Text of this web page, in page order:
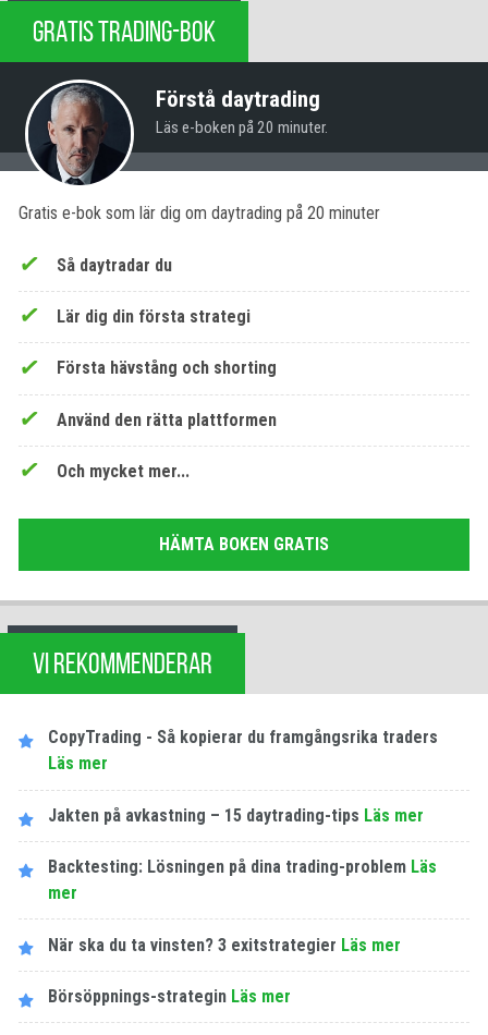
GRATIS TRADING-BOK
Förstå daytrading
Läs e-boken på 20 minuter.
Gratis e-bok som lär dig om daytrading på 20 minuter
Så daytradar du
Lär dig din första strategi
Första hävstång och shorting
Använd den rätta plattformen
Och mycket mer...
HÄMTA BOKEN GRATIS
VI REKOMMENDERAR
CopyTrading - Så kopierar du framgångsrika traders
Läs mer
Jakten på avkastning – 15 daytrading-tips Läs mer
Backtesting: Lösningen på dina trading-problem Läs
mer
När ska du ta vinsten? 3 exitstrategier Läs mer
Börsöppnings-strategin Läs mer